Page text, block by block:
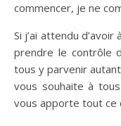
commencer, je ne
Si j’ai attendu
prendre le contrôle
tous y parvenir
vous souhaite à
vous apporte tout ce